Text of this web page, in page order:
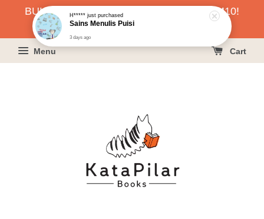
BUKU HARGA RAHMAH SERENDAH RM10!
KLIK SINI UNTUK PESAN!
Menu Cart
H*****just purchased
Sains Menulis Puisi
3 days ago